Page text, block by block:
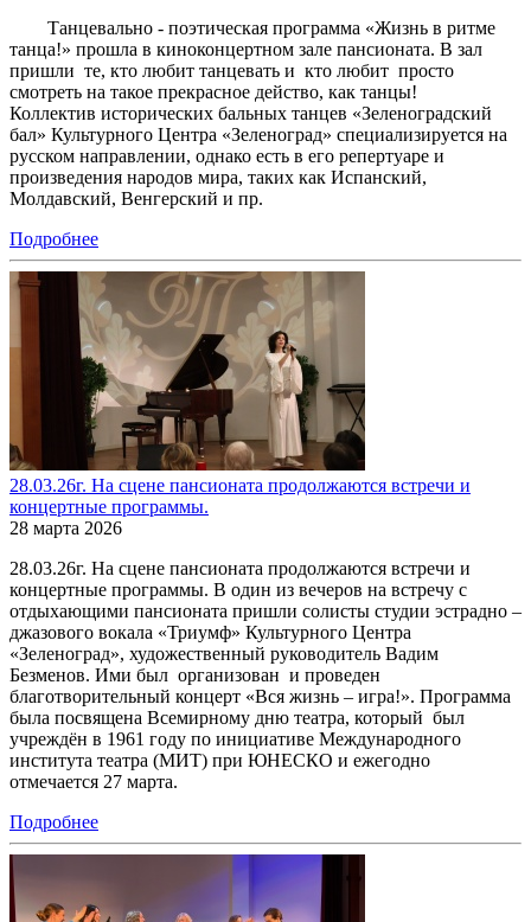
Танцевально - поэтическая программа «Жизнь в ритме
танца!» прошла в киноконцертном зале пансионата. В зал
пришли те, кто любит танцевать и кто любит просто
смотреть на такое прекрасное действо, как танцы!
Коллектив исторических бальных танцев «Зеленоградский
бал» Культурного Центра «Зеленоград» специализируется на
русском направлении, однако есть в его репертуаре и
произведения народов мира, таких как Испанский,
Молдавский, Венгерский и пр.
Подробнее
28.03.26г. На сцене пансионата продолжаются встречи и
концертные программы.
28 марта 2026
28.03.26г. На сцене пансионата продолжаются встречи и
концертные программы. В один из вечеров на встречу с
отдыхающими пансионата пришли солисты студии эстрадно –
джазового вокала «Триумф» Культурного Центра
«Зеленоград», художественный руководитель Вадим
Безменов. Ими был организован и проведен
благотворительный концерт «Вся жизнь – игра!». Программа
была посвящена Всемирному дню театра, который был
учреждён в 1961 году по инициативе Международного
института театра (МИТ) при ЮНЕСКО и ежегодно
отмечается 27 марта.
Подробнее